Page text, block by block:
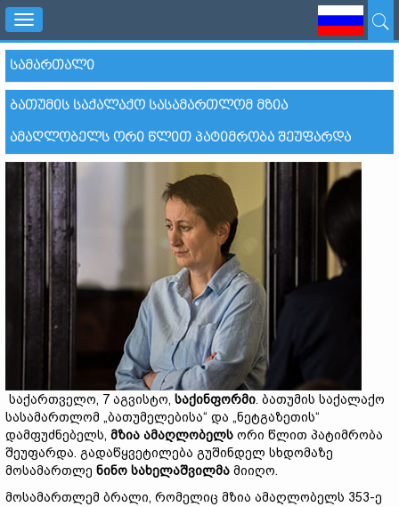
Toggle
navigation
ᲡᲐᲛᲐᲠᲗᲐᲚᲘ
ᲑᲐᲗᲣᲛᲘᲡ ᲡᲐᲥᲐᲚᲐᲥᲝ ᲡᲐᲡᲐᲛᲐᲠᲗᲚᲝᲛ ᲛᲖᲘᲐ
ᲐᲛᲐᲦᲚᲝᲑᲔᲚᲡ ᲝᲠᲘ ᲬᲚᲘᲗ ᲞᲐᲢᲘᲛᲠᲝᲑᲐ ᲨᲔᲣᲤᲐᲠᲓᲐ
საქართველო, 7 აგვისტო, საქინფორმი. ბათუმის საქალაქო
სასამართლომ „ბათუმელებისა“ და „ნეტგაზეთის“
დამფუძნებელს, მზია ამაღლობელს ორი წლით პატიმრობა
შეუფარდა. გადაწყვეტილება გუშინდელ სხდომაზე
მოსამართლე ნინო სახელაშვილმა მიიღო.
მოსამართლემ ბრალი, რომელიც მზია ამაღლობელს 353-ე